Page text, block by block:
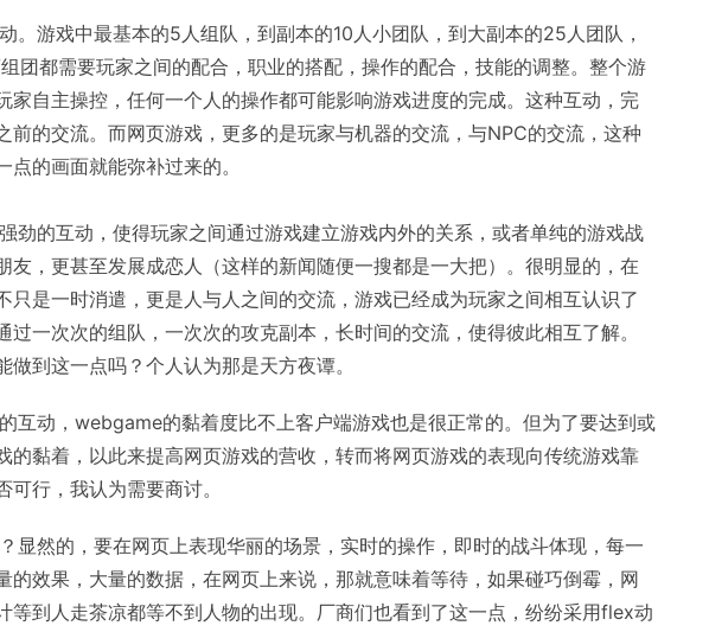
。游戏中最基本的5人组队，到副本的10人小团队，到大副本的25人团队，
团都需要玩家之间的配合，职业的搭配，操作的配合，技能的调整。整个游
家自主操控，任何一个人的操作都可能影响游戏进度的完成。这种互动，完
前的交流。而网页游戏，更多的是玩家与机器的交流，与NPC的交流，这种
点的画面就能弥补过来的。
劲的互动，使得玩家之间通过游戏建立游戏内外的关系，或者单纯的游戏战
友，更甚至发展成恋人（这样的新闻随便一搜都是一大把）。很明显的，在
只是一时消遣，更是人与人之间的交流，游戏已经成为玩家之间相互认识了
过一次次的组队，一次次的攻克副本，长时间的交流，使得彼此相互了解。
做到这一点吗？个人认为那是天方夜谭。
互动，webgame的黏着度比不上客户端游戏也是很正常的。但为了要达到或
的黏着，以此来提高网页游戏的营收，转而将网页游戏的表现向传统游戏靠
可行，我认为需要商讨。
显然的，要在网页上表现华丽的场景，实时的操作，即时的战斗体现，每一
的效果，大量的数据，在网页上来说，那就意味着等待，如果碰巧倒霉，网
等到人走茶凉都等不到人物的出现。厂商们也看到了这一点，纷纷采用flex动